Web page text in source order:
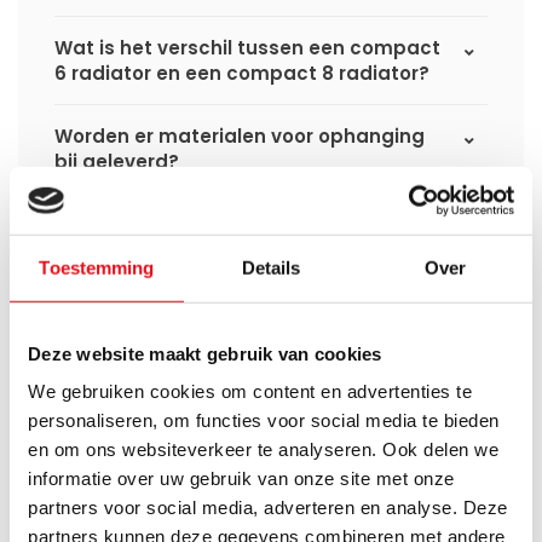
Toestemming Details Over
Deze website maakt gebruik van cookies
We gebruiken cookies om content en advertenties te
personaliseren, om functies voor social media te bieden
en om ons websiteverkeer te analyseren. Ook delen we
informatie over uw gebruik van onze site met onze
partners voor social media, adverteren en analyse. Deze
partners kunnen deze gegevens combineren met andere
Wat is het verschil tussen een compact
6 radiator en een compact 8 radiator?
Worden er materialen voor ophanging
bij geleverd?
maken?
ik nodig?
Kan ik mijn Smart thermostaatknop
aansluiten op de paneelradiatoren van
Radiator-Outlet?